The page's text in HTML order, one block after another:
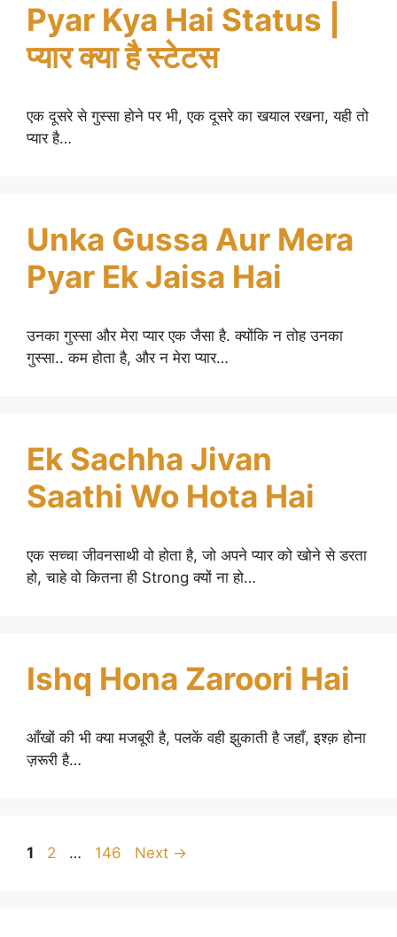
Pyar Kya Hai Status |
प्यार क्या है स्टेटस
एक दूसरे से गुस्सा होने पर भी, एक दूसरे का खयाल रखना, यही तो
प्यार है…
Unka Gussa Aur Mera
Pyar Ek Jaisa Hai
उनका गुस्सा और मेरा प्यार एक जैसा है. क्योंकि न तोह उनका
गुस्सा.. कम होता है, और न मेरा प्यार…
Ek Sachha Jivan
Saathi Wo Hota Hai
एक सच्चा जीवनसाथी वो होता है, जो अपने प्यार को खोने से डरता
हो, चाहे वो कितना ही Strong क्यों ना हो…
Ishq Hona Zaroori Hai
आँखों की भी क्या मजबूरी है, पलकें वही झुकाती है जहाँ, इश्क़ होना
ज़रूरी है…
Page
1 Page
2 … Page
146 Next →